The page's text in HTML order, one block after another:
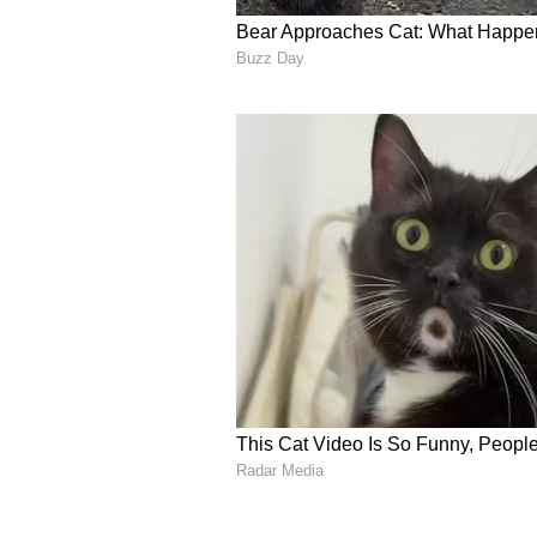
kids eating
బ్రేక్ ఫాస్ట్.. అల్పాహారంలో పిల్లలకు
కూడా పట్టదు. కాబట్టి, పిల్లలకు
5
5